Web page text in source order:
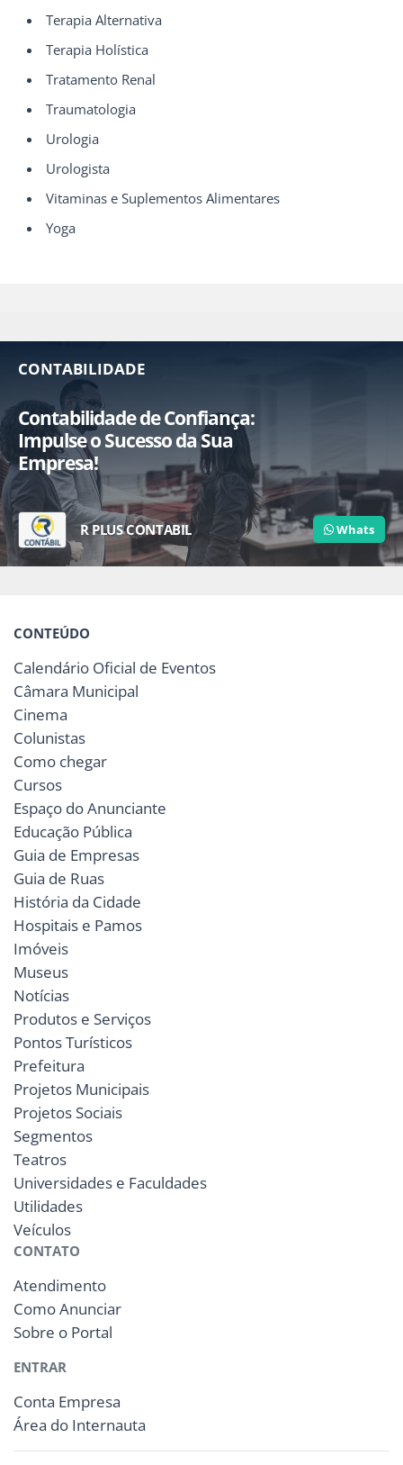
Terapia Alternativa
Terapia Holística
Tratamento Renal
Traumatologia
Urologia
Urologista
Vitaminas e Suplementos Alimentares
Yoga
CONTABILIDADE
Contabilidade de Confiança:
Impulse o Sucesso da Sua
Empresa!
R PLUS CONTABIL Whats
CONTEÚDO
Calendário Oficial de Eventos
Câmara Municipal
Cinema
Colunistas
Como chegar
Cursos
Espaço do Anunciante
Educação Pública
Guia de Empresas
Guia de Ruas
História da Cidade
Hospitais e Pamos
Imóveis
Museus
Notícias
Produtos e Serviços
Pontos Turísticos
Prefeitura
Projetos Municipais
Projetos Sociais
Segmentos
Teatros
Universidades e Faculdades
Utilidades
Veículos
CONTATO
Atendimento
Como Anunciar
Sobre o Portal
ENTRAR
Conta Empresa
Área do Internauta